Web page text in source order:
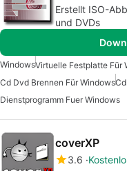
Erstellt ISO-
und DVDs
WindowsVirtuelle Festplatte Für
Cd Dvd Brennen Für Windows
Dienstprogramm Fuer Windows
coverXP
3.6